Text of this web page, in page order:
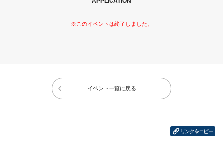
イベント一覧に戻る
リンクをコピー